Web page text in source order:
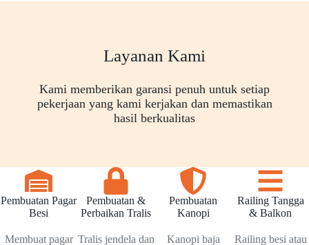
Layanan Kami
Kami memberikan garansi penuh untuk setiap
pekerjaan yang kami kerjakan dan memastikan
hasil berkualitas
Pembuatan Pagar
Besi
Membuat pagar
Pembuatan &
Perbaikan Tralis
Tralis jendela dan
Pembuatan
Kanopi
Kanopi baja
Railing Tangga
& Balkon
Railing besi atau